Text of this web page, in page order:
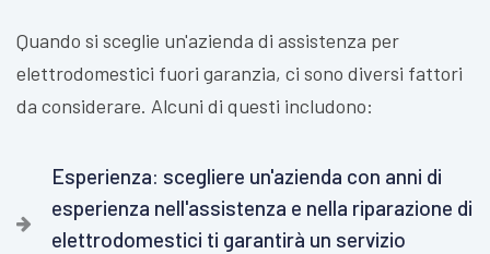
Quando si sceglie un'azienda di assistenza per
elettrodomestici fuori garanzia, ci sono diversi fattori
da considerare. Alcuni di questi includono:
Esperienza: scegliere un'azienda con anni di
esperienza nell'assistenza e nella riparazione di
elettrodomestici ti garantirà un servizio